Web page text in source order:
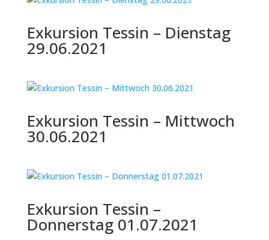
Exkursion Tessin – Dienstag
29.06.2021
Exkursion Tessin – Mittwoch
30.06.2021
Exkursion Tessin –
Donnerstag 01.07.2021